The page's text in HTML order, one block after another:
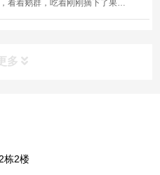
看着鹅群，吃着刚刚摘下了果
就在这美好的氛围中，PTI六月
多
栋2楼